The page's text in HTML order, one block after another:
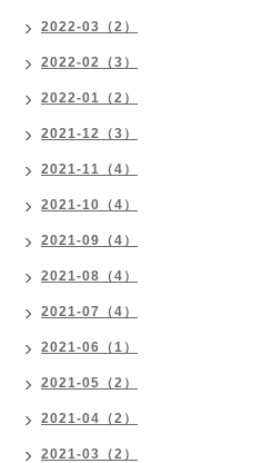
2022-03（2）
2022-02（3）
2022-01（2）
2021-12（3）
2021-11（4）
2021-10（4）
2021-09（4）
2021-08（4）
2021-07（4）
2021-06（1）
2021-05（2）
2021-04（2）
2021-03（2）